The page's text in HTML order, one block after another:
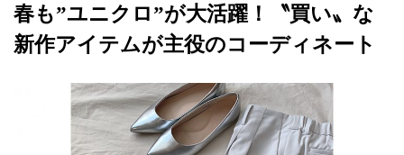
春も”ユニクロ”が大活躍！〝買い〟な
新作アイテムが主役のコーディネート